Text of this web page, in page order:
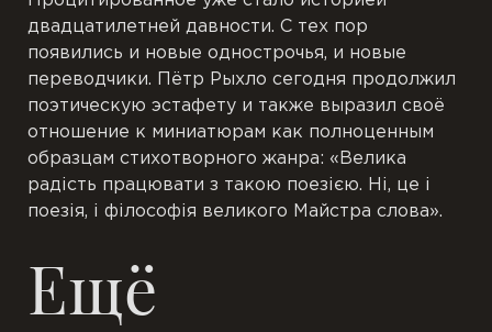
двадцатилетней давности. С тех пор
появились и новые однострочья, и новые
переводчики. Пётр Рыхло сегодня продолжил
поэтическую эстафету и также выразил своё
отношение к миниатюрам как полноценным
образцам стихотворного жанра: «Велика
радість працювати з такою поезією. Ні, це і
поезія, і філософія великого Майстра слова».
Ещё